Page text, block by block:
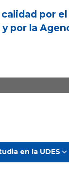
por el
por la
en la UDES